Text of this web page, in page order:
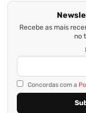
Recebe as mais
no
Concordas com a